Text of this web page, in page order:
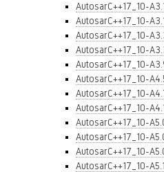
AutosarC++17_10-
AutosarC++17_10-
AutosarC++17_10-
AutosarC++17_10-
AutosarC++17_10-
AutosarC++17_10-
AutosarC++17_10-
AutosarC++17_10-
AutosarC++17_10-
AutosarC++17_10-
AutosarC++17_10-
AutosarC++17_10-